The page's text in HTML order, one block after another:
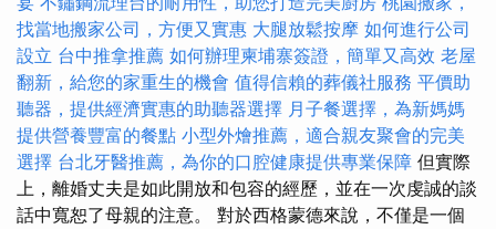
找當地搬家公司，方便又實惠 大腿放鬆按摩 如何進行公司
設立 台中推拿推薦 如何辦理柬埔寨簽證，簡單又高效 老屋
翻新，給您的家重生的機會 值得信賴的葬儀社服務 平價助
聽器，提供經濟實惠的助聽器選擇 月子餐選擇，為新媽媽
提供營養豐富的餐點 小型外燴推薦，適合親友聚會的完美
選擇 台北牙醫推薦，為你的口腔健康提供專業保障 但實際
上，離婚丈夫是如此開放和包容的經歷，並在一次虔誠的談
話中寬恕了母親的注意。 對於西格蒙德來說，不僅是一個